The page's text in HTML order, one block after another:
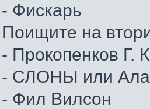
- Фискарь
Поищите на
- Прокопенков Г.
- СЛОНЫ или
- Фил Вилсон